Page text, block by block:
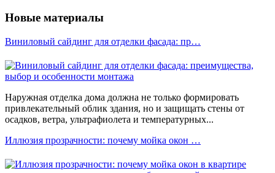
Новые материалы
Виниловый сайдинг для отделки фасада: пр…
Наружная отделка дома должна не только формировать
привлекательный облик здания, но и защищать стены от
осадков, ветра, ультрафиолета и температурных...
Иллюзия прозрачности: почему мойка окон …